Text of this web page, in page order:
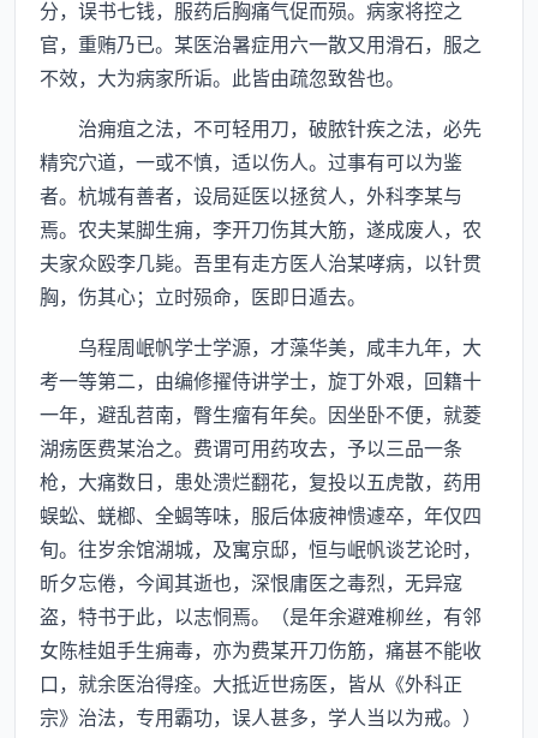
分，误书七钱，服药后胸痛气促而殒。病家将控之
官，重贿乃已。某医治暑症用六一散又用滑石，服之
不效，大为病家所诟。此皆由疏忽致咎也。
治痈疽之法，不可轻用刀，破脓针疾之法，必先
精究穴道，一或不慎，适以伤人。过事有可以为鉴
者。杭城有善者，设局延医以拯贫人，外科李某与
焉。农夫某脚生痈，李开刀伤其大筋，遂成废人，农
夫家众殴李几毙。吾里有走方医人治某哮病，以针贯
胸，伤其心；立时殒命，医即日遁去。
乌程周岷帆学士学源，才藻华美，咸丰九年，大
考一等第二，由编修擢侍讲学士，旋丁外艰，回籍十
一年，避乱苕南，臀生瘤有年矣。因坐卧不便，就菱
湖疡医费某治之。费谓可用药攻去，予以三品一条
枪，大痛数日，患处溃烂翻花，复投以五虎散，药用
蜈蚣、蜣榔、全蝎等味，服后体疲神愦遽卒，年仅四
旬。往岁余馆湖城，及寓京邸，恒与岷帆谈艺论时，
昕夕忘倦，今闻其逝也，深恨庸医之毒烈，无异寇
盗，特书于此，以志恫焉。（是年余避难柳丝，有邻
女陈桂姐手生痈毒，亦为费某开刀伤筋，痛甚不能收
口，就余医治得痊。大抵近世疡医，皆从《外科正
宗》治法，专用霸功，误人甚多，学人当以为戒。）